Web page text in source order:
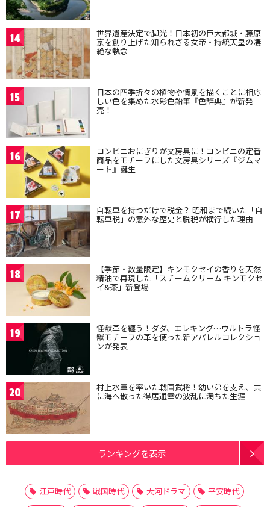
14 世界遺産決定で脚光！日本初の巨大都城・藤原
京を創り上げた知られざる女帝・持統天皇の凄
絶な執念
15 日本の四季折々の植物や情景を描くことに相応
しい色を集めた水彩色鉛筆『色辞典』が新発
売！
16 コンビニおにぎりが文房具に！コンビニの定番
商品をモチーフにした文房具シリーズ『ジムマ
ート』誕生
17 自転車を持つだけで税金？ 昭和まで続いた「自
転車税」の意外な歴史と脱税が横行した理由
18 【季節・数量限定】キンモクセイの香りを天然
精油で再現した「スチームクリーム キンモクセ
イ&茶」新登場
19 怪獣革を纏う！ダダ、エレキング…ウルトラ怪
獣モチーフの革を使った新アパレルコレクショ
ンが発表
20 村上水軍を率いた戦国武将！幼い弟を支え、共
に海へ散った得居通幸の波乱に満ちた生涯
ランキングを表示
江戸時代 戦国時代 大河ドラマ
平安時代